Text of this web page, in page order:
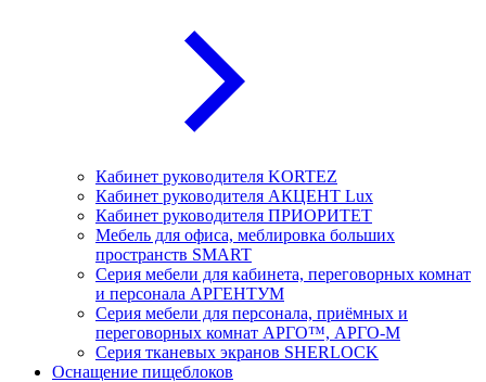
Кабинет руководителя KORTEZ
Кабинет руководителя АКЦЕНТ Lux
Кабинет руководителя ПРИОРИТЕТ
Мебель для офиса, меблировка больших
пространств SMART
Серия мебели для кабинета, переговорных комнат
и персонала АРГЕНТУМ
Серия мебели для персонала, приёмных и
переговорных комнат АРГО™, АРГО-М
Серия тканевых экранов SHERLOCK
Оснащение пищеблоков